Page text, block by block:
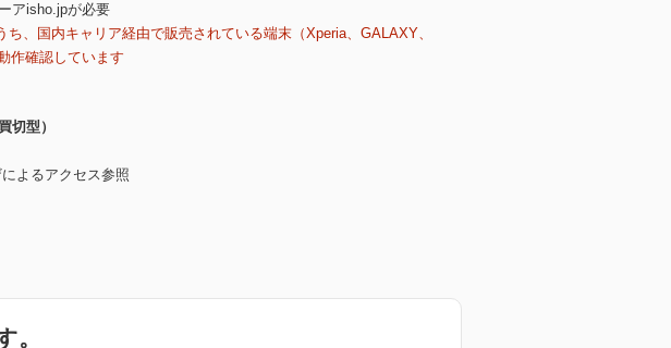
アisho.jpが必要
、国内キャリア経由で販売されている端末（Xperia、GALAXY、
作確認しています
切型）
よるアクセス参照
。